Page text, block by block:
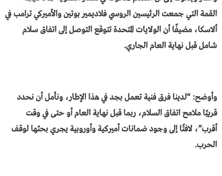
القمة التي جمعت الرئيسين الروسي فلاديمير بوتين والأميركي ترامب في
ألاسكا، مضيفًا أن الولايات المتحدة تتوقع التوصل إلى اتفاق سلام
شامل قبل نهاية العام الجاري.
وأوضح: “لدينا فرق فنية تعمل بجد في هذا الإطار، ونأمل أن نحدد
قريبًا ملامح اتفاق السلام، ربما قبل نهاية العام أو حتى في وقت
أقرب”، لافتًا إلى وجود ضمانات أميركية وأوروبية يجري بحثها لوقف
الحرب.